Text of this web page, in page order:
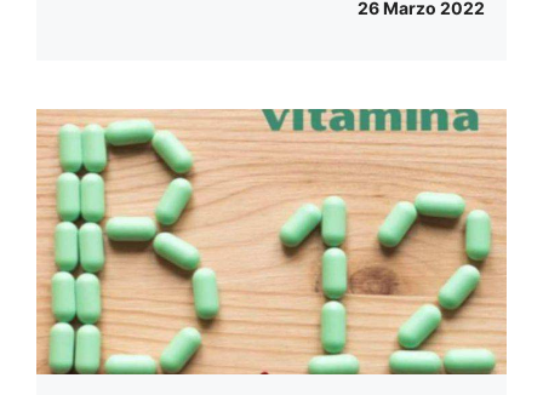
26 Marzo 2022